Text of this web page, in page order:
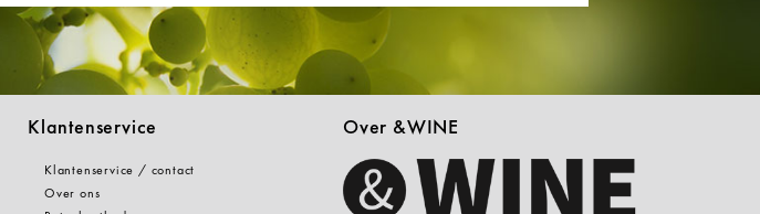
Klantenservice
Klantenservice / contact
Over ons
Over &WINE